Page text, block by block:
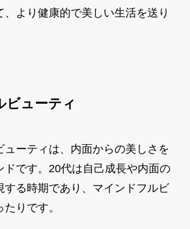
、より健康的で美しい生活を送り
ビューティ
ューティは、内面からの美しさを
ドです。20代は自己成長や内面の
する時期であり、マインドフルビ
りです。